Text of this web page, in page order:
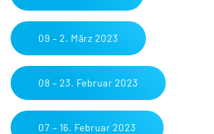
09 – 2. März 2023
08 – 23. Februar 2023
07 – 16. Februar 2023